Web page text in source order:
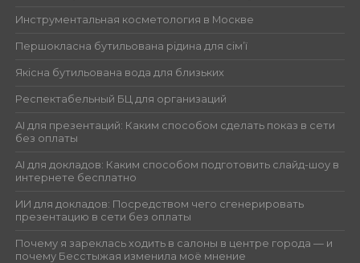
Инструментальная косметология в Москве
Першокласна бутильована рідина для сім’ї
Якісна бутильована вода для близьких
Респектабельный БЦ для организаций
AI для презентаций: Каким способом сделать показ в сети
без оплаты
AI для докладов: Каким способом подготовить слайд-шоу в
интернете бесплатно
ИИ для докладов: Посредством чего сгенерировать
презентацию в сети без оплаты
Почему я зареклась ходить в салоны в центре города — и
почему Бесстыжая изменила моё мнение